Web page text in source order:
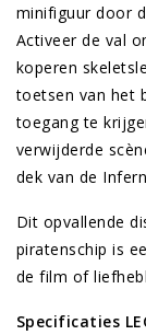
minifiguur door
Activeer de val
koperen
toetsen van het
toegang te
verwijderde
dek van de
Dit opvallende
piratenschip is
de film of
Specificaties